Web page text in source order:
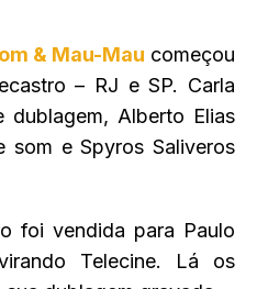
& Mau-Mau começou
– RJ e SP. Carla
Alberto Elias
som e Spyros Saliveros
foi vendida para Paulo
Telecine. Lá os